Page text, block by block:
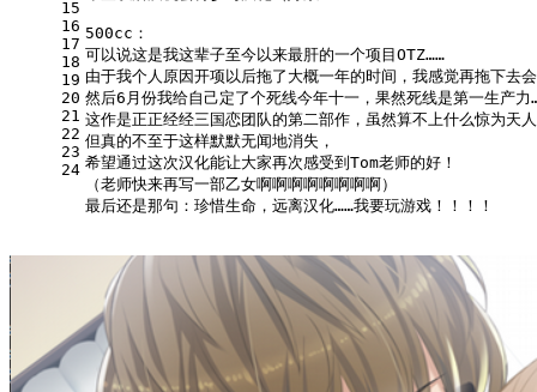
15
16
17
18
19
20
21
22
23
24
500cc：
可以说这是我这辈子至今以来最肝的一个项目OTZ……
由于我个人原因开项以后拖了大概一年的时间，我感觉再拖下去
然后6月份我给自己定了个死线今年十一，果然死线是第一生产力
这作是正正经经三国恋团队的第二部作，虽然算不上什么惊为天
但真的不至于这样默默无闻地消失，
希望通过这次汉化能让大家再次感受到Tom老师的好！
（老师快来再写一部乙女啊啊啊啊啊啊啊啊）
最后还是那句：珍惜生命，远离汉化……我要玩游戏！！！！